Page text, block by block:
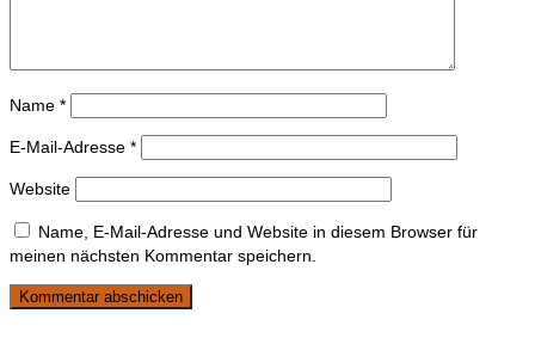
Name *
E-Mail-Adresse *
Website
Name, E-Mail-Adresse und Website in diesem Browser für
meinen nächsten Kommentar speichern.